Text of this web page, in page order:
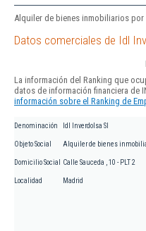
Alquiler de bienes inmobiliarios
Datos comerciales de Idl
La información del Ranking que
datos de información financiera de
información sobre el Ranking de
Denominación Idl Inverdolsa Sl
Objeto Social Alquiler de bienes
Domicilio Social Calle Sauceda , 10 - PLT 2
Localidad Madrid